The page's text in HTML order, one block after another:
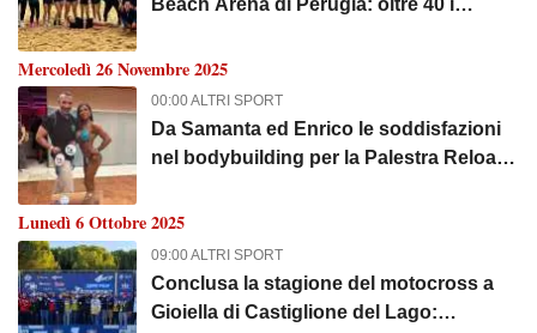
Beach Arena di Perugia: oltre 40 i
Mercoledì 26 Novembre 2025
00:00 ALTRI SPORT
Da Samanta ed Enrico le soddisfazioni
nel bodybuilding per la Palestra Reload
Lunedì 6 Ottobre 2025
09:00 ALTRI SPORT
Conclusa la stagione del motocross a
Gioiella di Castiglione del Lago: